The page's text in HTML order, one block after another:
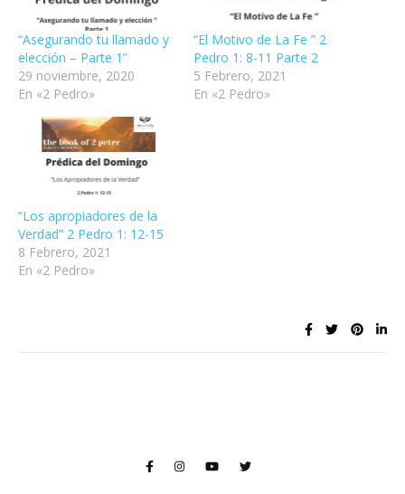
“Asegurando tu llamado y
elección – Parte 1”
29 noviembre, 2020
En «2 Pedro»
“El Motivo de La Fe ” 2
Pedro 1: 8-11 Parte 2
5 Febrero, 2021
En «2 Pedro»
“Los apropiadores de la
Verdad” 2 Pedro 1: 12-15
8 Febrero, 2021
En «2 Pedro»